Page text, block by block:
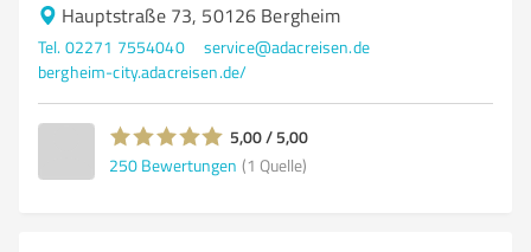
Hauptstraße 73, 50126 Bergheim
Tel. 02271 7554040
service@adacreisen.de
bergheim-city.adacreisen.de/
5,00 / 5,00
250 Bewertungen (1 Quelle)